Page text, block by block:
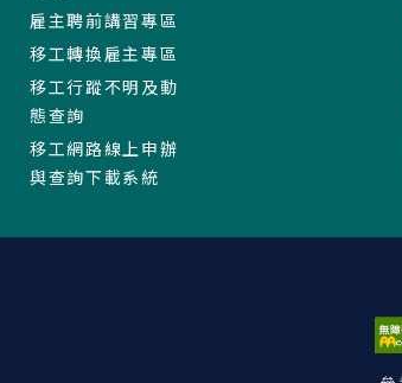
雇主聘前講習專區
移工轉換雇主專區
移工行蹤不明及動
態查詢
移工網路線上申辦
與查詢下載系統